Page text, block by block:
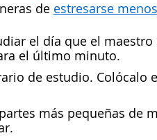
de estresarse menos
el día que el
el último minuto.
de estudio. Colócalo
más pequeñas de